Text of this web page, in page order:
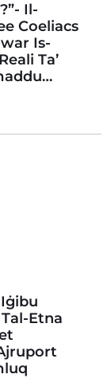
Il-
Coeliacs
Is-
Ta’
Etna